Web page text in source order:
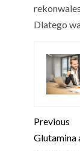
Dlatego
Previous
Glutamina